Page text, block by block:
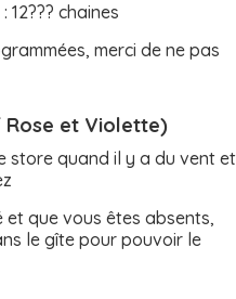
12??? chaines
merci de ne pas
Rose et Violette)
store quand il y a du vent et
et que vous êtes absents,
le gîte pour pouvoir le